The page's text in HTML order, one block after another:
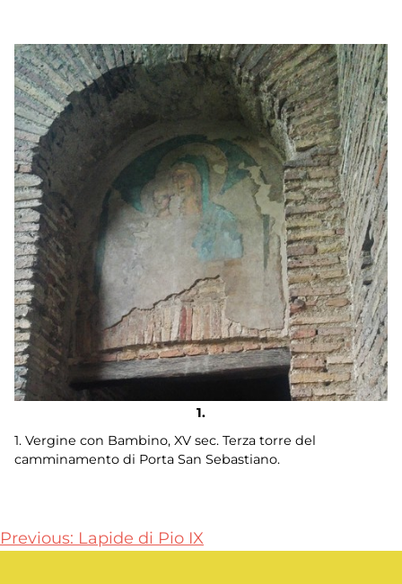
1. Vergine con Bambino, XV sec. Terza torre del
camminamento di Porta San Sebastiano.
Navigazione
Previous: Lapide di Pio IX